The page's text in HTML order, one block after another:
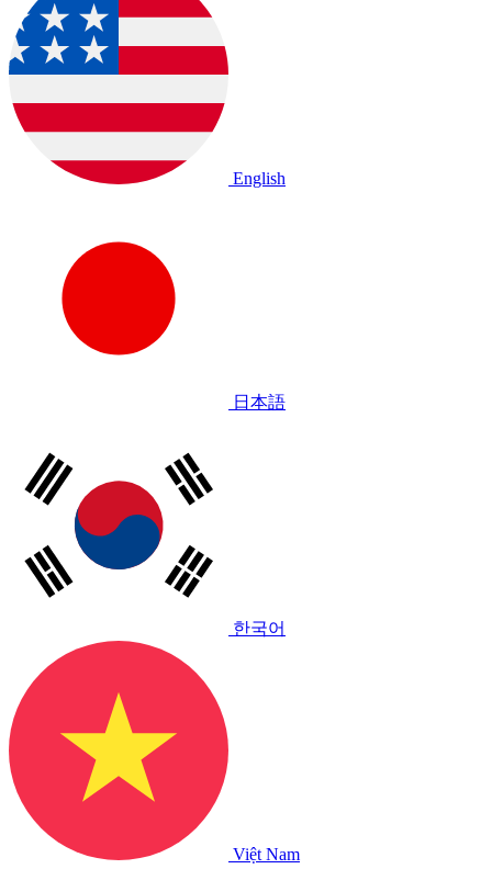
English
日本語
한국어
Việt Nam